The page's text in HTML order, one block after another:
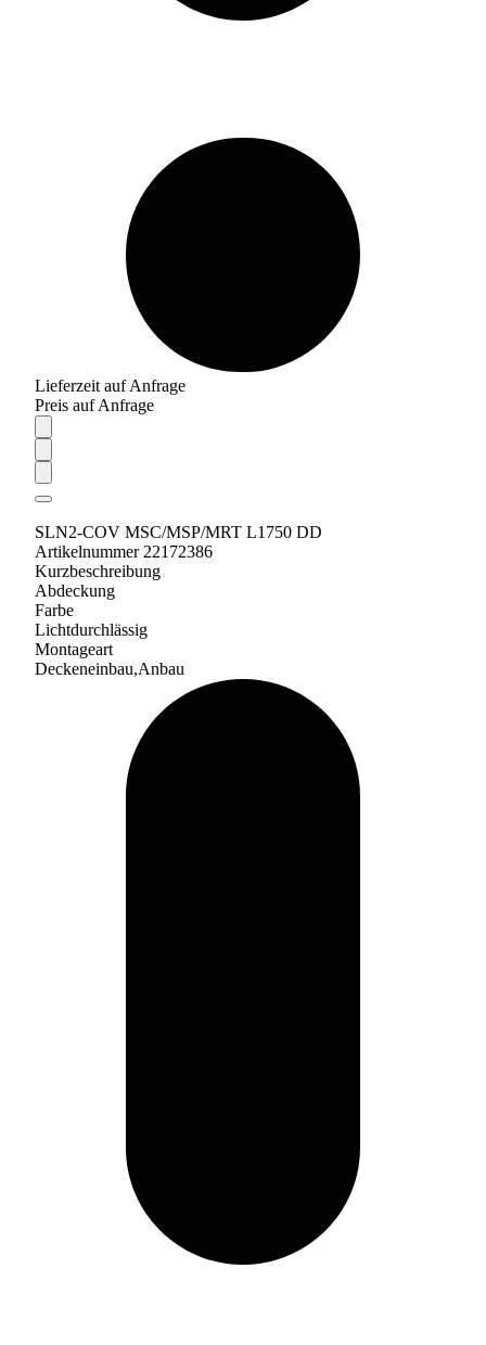
Lieferzeit auf Anfrage
Preis auf Anfrage
SLN2-COV MSC/MSP/MRT L1750 DD
Artikelnummer 22172386
Kurzbeschreibung
Abdeckung
Farbe
Lichtdurchlässig
Montageart
Deckeneinbau,Anbau